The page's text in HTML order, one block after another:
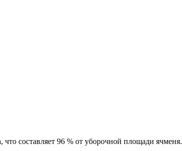
составляет 96 % от уборочной площади ячменя.